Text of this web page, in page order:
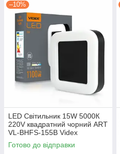
–10%
LED Світильник 15W 5000К
220V квадратний чорний ART
VL-BHFS-155B Videx
Готово до відправки